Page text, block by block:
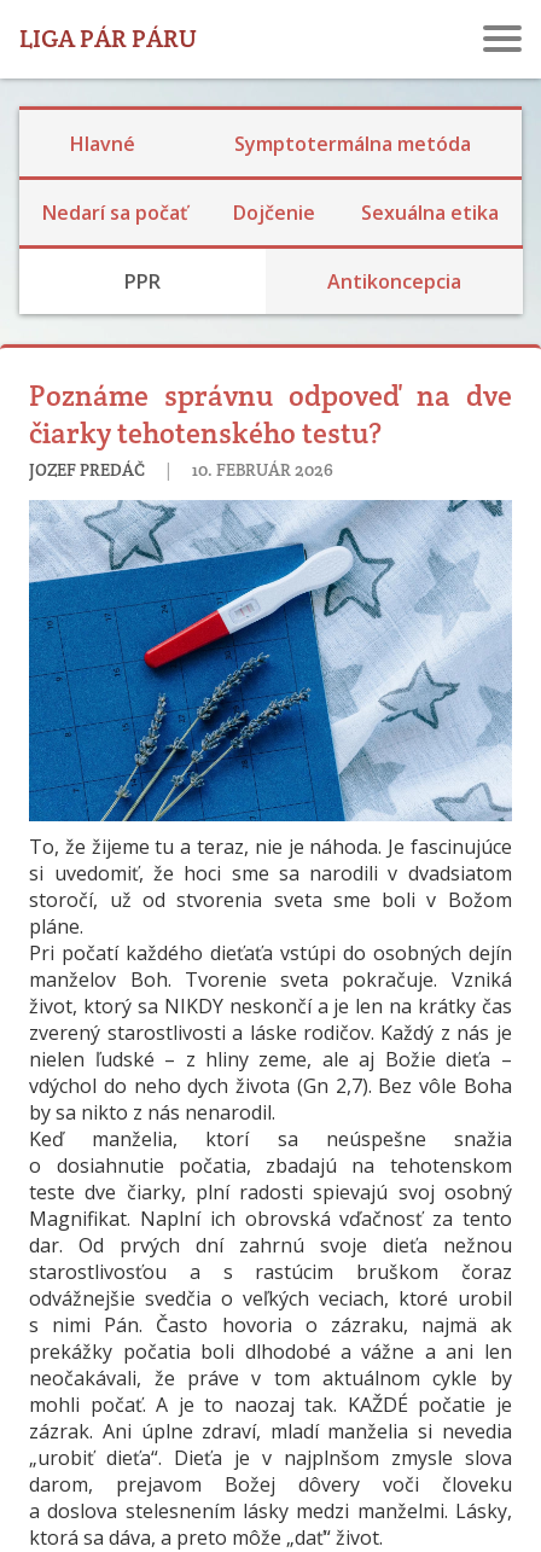
LIGA PÁR PÁRU
Hlavné Symptotermálna metóda
Nedarí sa počať Dojčenie Sexuálna etika
PPR Antikoncepcia
Poznáme správnu odpoveď na dve
čiarky tehotenského testu?
JOZEF PREDÁČ |10. FEBRUÁR 2026
To, že žijeme tu a teraz, nie je náhoda. Je fascinujúce
si uvedomiť, že hoci sme sa narodili v dvadsiatom
storočí, už od stvorenia sveta sme boli v Božom
pláne.
Pri počatí každého dieťaťa vstúpi do osobných dejín
manželov Boh. Tvorenie sveta pokračuje. Vzniká
život, ktorý sa NIKDY neskončí a je len na krátky čas
zverený starostlivosti a láske rodičov. Každý z nás je
nielen ľudské – z hliny zeme, ale aj Božie dieťa –
vdýchol do neho dych života (Gn 2,7). Bez vôle Boha
by sa nikto z nás nenarodil.
Keď manželia, ktorí sa neúspešne snažia
o dosiahnutie počatia, zbadajú na tehotenskom
teste dve čiarky, plní radosti spievajú svoj osobný
Magnifikat. Naplní ich obrovská vďačnosť za tento
dar. Od prvých dní zahrnú svoje dieťa nežnou
starostlivosťou a s rastúcim bruškom čoraz
odvážnejšie svedčia o veľkých veciach, ktoré urobil
s nimi Pán. Často hovoria o zázraku, najmä ak
prekážky počatia boli dlhodobé a vážne a ani len
neočakávali, že práve v tom aktuálnom cykle by
mohli počať. A je to naozaj tak. KAŽDÉ počatie je
zázrak. Ani úplne zdraví, mladí manželia si nevedia
„urobiť dieťa“. Dieťa je v najplnšom zmysle slova
darom, prejavom Božej dôvery voči človeku
a doslova stelesnením lásky medzi manželmi. Lásky,
ktorá sa dáva, a preto môže „dať“ život.